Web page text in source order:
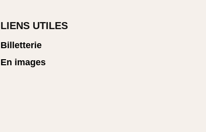
LIENS UTILES
Billetterie
En images